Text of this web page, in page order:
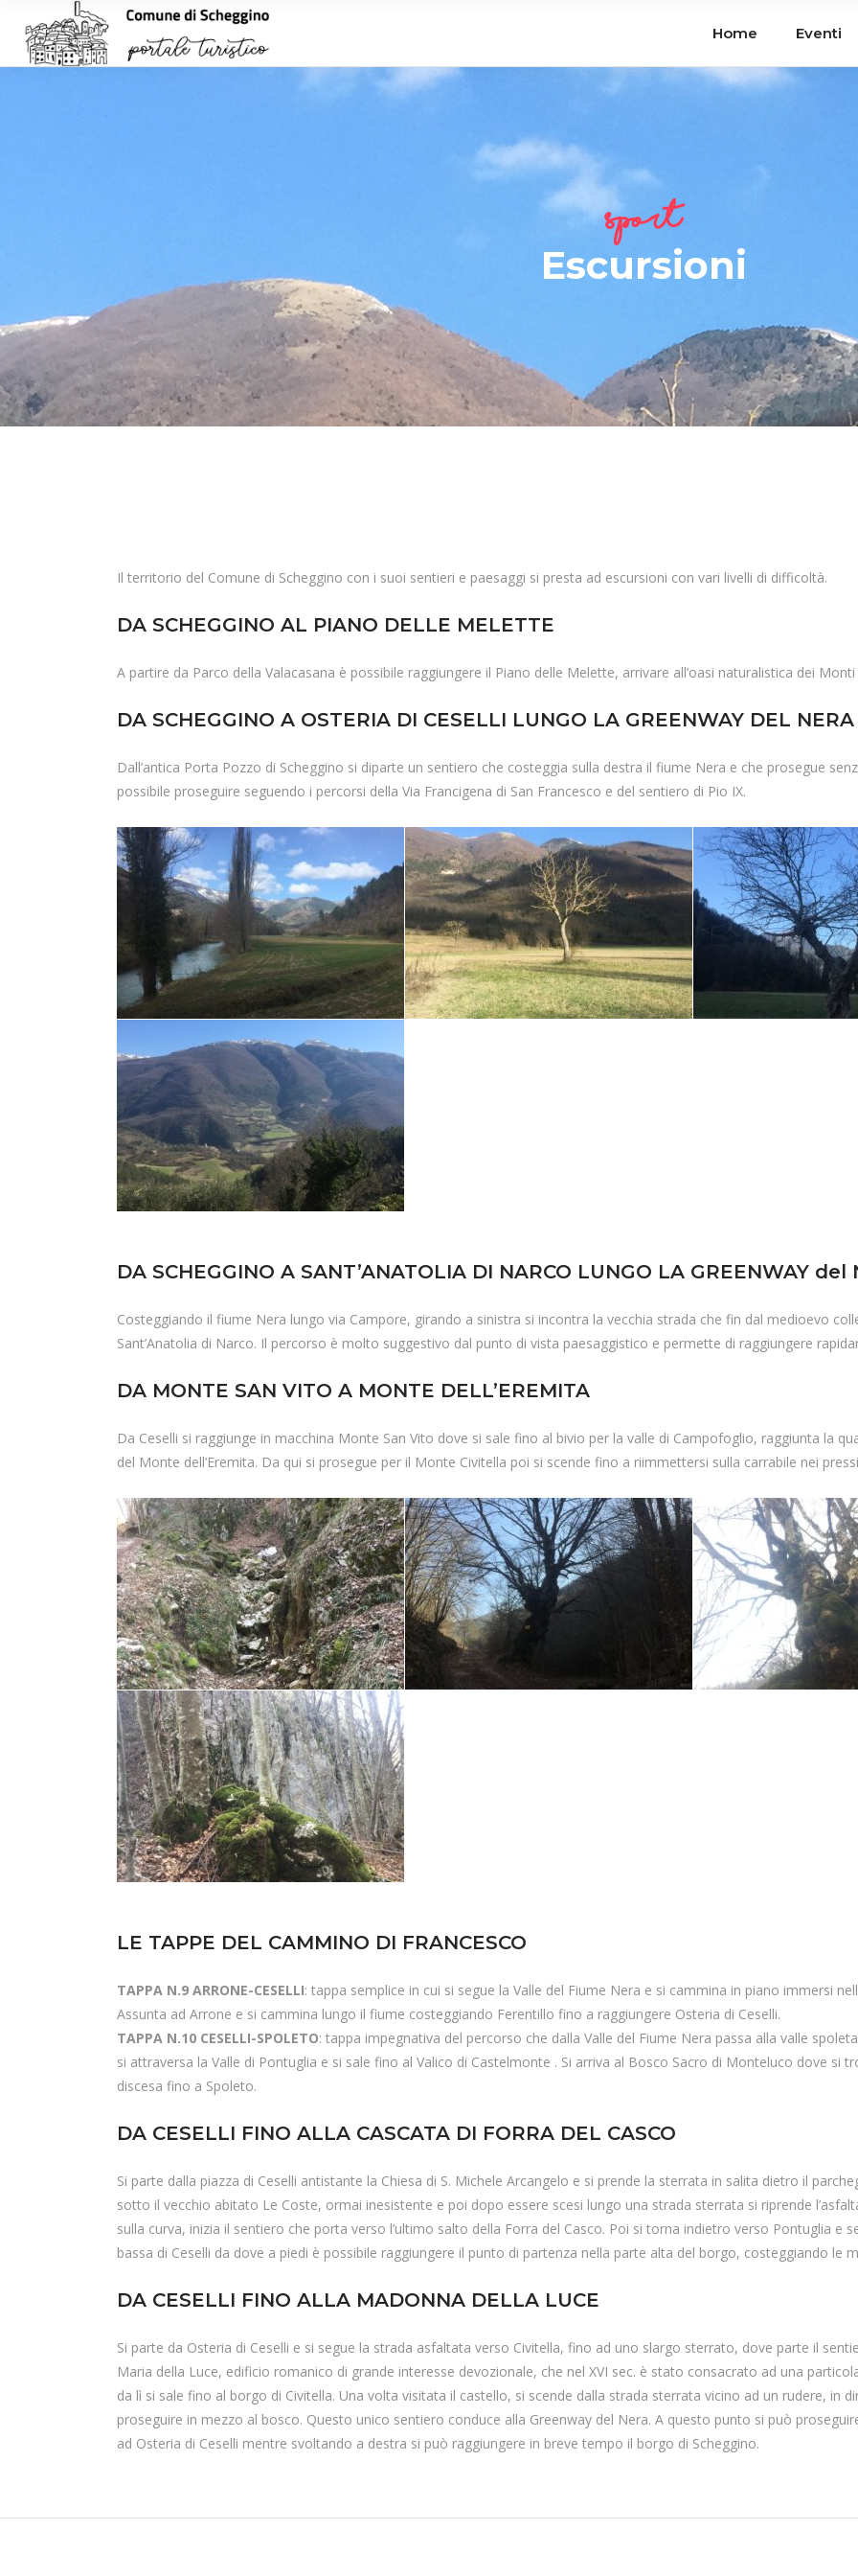
Home Eventi
Sport
Escursioni
Il territorio del Comune di Scheggino con i suoi sentieri e paesaggi si presta ad escursioni con vari livelli di difficoltà.
DA SCHEGGINO AL PIANO DELLE MELETTE
A partire da Parco della Valacasana è possibile raggiungere il Piano delle Melette, arrivare all’oasi naturalistica dei
DA SCHEGGINO A OSTERIA DI CESELLI LUNGO LA GREENWAY DEL NERA
Dall’antica Porta Pozzo di Scheggino si diparte un sentiero che costeggia sulla destra il fiume Nera e che prosegue
possibile proseguire seguendo i percorsi della Via Francigena di San Francesco e del sentiero di Pio IX.
DA SCHEGGINO A SANT’ANATOLIA DI NARCO LUNGO LA GREENWAY del
Costeggiando il fiume Nera lungo via Campore, girando a sinistra si incontra la vecchia strada che fin dal medioevo
Sant’Anatolia di Narco. Il percorso è molto suggestivo dal punto di vista paesaggistico e permette di raggiungere
DA MONTE SAN VITO A MONTE DELL’EREMITA
Da Ceselli si raggiunge in macchina Monte San Vito dove si sale fino al bivio per la valle di Campofoglio, raggiunta la
del Monte dell’Eremita. Da qui si prosegue per il Monte Civitella poi si scende fino a riimmettersi sulla carrabile nei
LE TAPPE DEL CAMMINO DI FRANCESCO
TAPPA N.9 ARRONE-CESELLI: tappa semplice in cui si segue la Valle del Fiume Nera e si cammina in piano immersi
Assunta ad Arrone e si cammina lungo il fiume costeggiando Ferentillo fino a raggiungere Osteria di Ceselli.
TAPPA N.10 CESELLI-SPOLETO: tappa impegnativa del percorso che dalla Valle del Fiume Nera passa alla valle
si attraversa la Valle di Pontuglia e si sale fino al Valico di Castelmonte . Si arriva al Bosco Sacro di Monteluco dove si
discesa fino a Spoleto.
DA CESELLI FINO ALLA CASCATA DI FORRA DEL CASCO
Si parte dalla piazza di Ceselli antistante la Chiesa di S. Michele Arcangelo e si prende la sterrata in salita dietro il
sotto il vecchio abitato Le Coste, ormai inesistente e poi dopo essere scesi lungo una strada sterrata si riprende
sulla curva, inizia il sentiero che porta verso l’ultimo salto della Forra del Casco. Poi si torna indietro verso Pontuglia e
bassa di Ceselli da dove a piedi è possibile raggiungere il punto di partenza nella parte alta del borgo, costeggiando le
DA CESELLI FINO ALLA MADONNA DELLA LUCE
Si parte da Osteria di Ceselli e si segue la strada asfaltata verso Civitella, fino ad uno slargo sterrato, dove parte il
Maria della Luce, edificio romanico di grande interesse devozionale, che nel XVI sec. è stato consacrato ad una
da lì si sale fino al borgo di Civitella. Una volta visitata il castello, si scende dalla strada sterrata vicino ad un rudere, in
proseguire in mezzo al bosco. Questo unico sentiero conduce alla Greenway del Nera. A questo punto si può
ad Osteria di Ceselli mentre svoltando a destra si può raggiungere in breve tempo il borgo di Scheggino.